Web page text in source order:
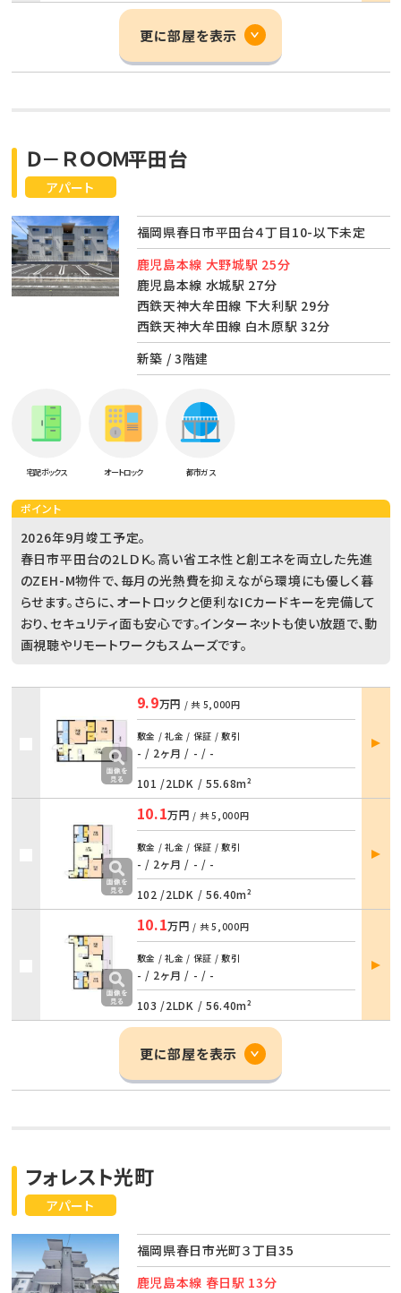
更に部屋を表示
アパート
Ｄ－ＲＯＯＭ平田台
福岡県春日市平田台４丁目10-以下未定
鹿児島本線 大野城駅 25分
鹿児島本線 水城駅 27分
西鉄天神大牟田線 下大利駅 29分
西鉄天神大牟田線 白木原駅 32分
新築 / 3階建
宅配ボックス オートロック 都市ガス
ポイント
2026年9月竣工予定。
春日市平田台の2ＬＤＫ。高い省エネ性と創エネを両立した先進
のZEH-M物件で、毎月の光熱費を抑えながら環境にも優しく暮
らせます。さらに、オートロックと便利なICカードキーを完備して
おり、セキュリティ面も安心です。インターネットも使い放題で、動
画視聴やリモートワークもスムーズです。
9.9万円 / 共 5,000円
敷金 / 礼金 / 保証 / 敷引
- / 2ヶ月 / - / -
101 /2LDK / 55.68m²
部屋
詳細
10.1万円 / 共5,000円
敷金 / 礼金 / 保証 / 敷引
- / 2ヶ月 / - / -
102 /2LDK / 56.40m²
部屋
詳細
10.1万円 / 共5,000円
敷金 / 礼金 / 保証 / 敷引
- / 2ヶ月 / - / -
103 /2LDK / 56.40m²
部屋
詳細
更に部屋を表示
アパート
フォレスト光町
福岡県春日市光町３丁目35
鹿児島本線 春日駅 13分